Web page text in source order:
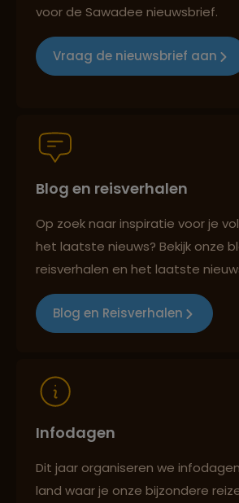
Reizen met oog voor mens,
Persoonlijk en deskundig
Best beoordeelde reisroutes
voor de Sawadee nieuwsbrief.
Vraag de nieuwsbrief aan
Blog en reisverhalen
Op zoek naar inspiratie voor je
het laatste nieuws? Bekijk onze
reisverhalen en het laatste
Blog en Reisverhalen
Infodagen
Dit jaar organiseren we
land waar je onze bijzondere